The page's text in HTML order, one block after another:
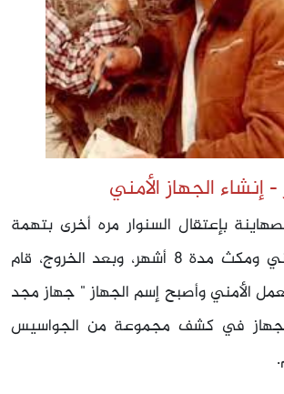
إنشاء الجهاز الأمني
قام الصهاينة بإعتقال السنوار مره أخرى بتهمة
إنشاء الجهاز الأمني ومكث مدة 8 أشهر، وبعد الخروج، قام
الأمني وأصبح إسم الجهاز " جهاز مجد
في كشف مجموعة من الجواسيس